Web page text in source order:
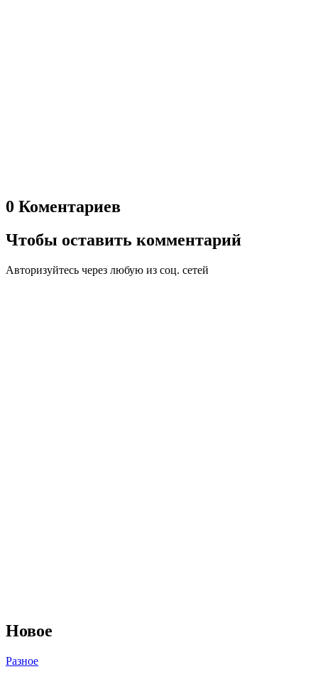
0 Коментариев
Чтобы оставить комментарий
Авторизуйтесь через любую из соц. сетей
Новое
Разное